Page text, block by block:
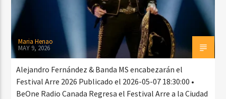
Maria Henao
MAY 9, 2026
Alejandro Fernández & Banda MS encabezarán el
Festival Arre 2026 Publicado el 2026-05-07 18:30:00 •
BeOne Radio Canada Regresa el Festival Arre a la Ciudad